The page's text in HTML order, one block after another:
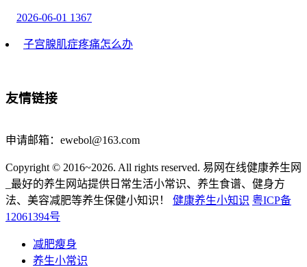
2026-06-01 1367
子宫腺肌症疼痛怎么办
2026-05-26
眼部护理技巧常识-眼部手术后需注意的事项主要有...
2026-05-21 1537
研究发现，每天晚饭后要散步的人，身体或有5种改
变！
研究发现，每天晚饭后要散步的人，身体或有5种改变！
...
友情链接
申请邮箱：ewebol@163.com
Copyright © 2016~2026. All rights reserved. 易网在线健康养生网
_最好的养生网站提供日常生活小常识、养生食谱、健身方
法、美容减肥等养生保健小知识！ 健康养生小知识 粤ICP备
12061394号
减肥瘦身
养生小常识